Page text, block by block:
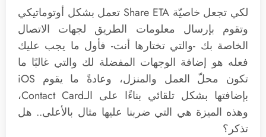
لكي تجعل خاصيّة Share ETA تعمل بشكل أوتوماتيكي
وتقوم بإرسال معلومات الطريق لجهات الاتصال
الخاصة بك -والتي تختارها أنت- فأول ما يجب عليك
فعله هو إضافة الوجهات المفضلة لك والتي غالبًا ما
تكون محلّ العمل والمنزل، وعادةً ما يقوم iOS
بإضافتها بشكل تلقائي بناءًا على الـContact Card،
وهذه الميزة هي التي ضربنا عليها مثال بالأعلى.. هل
تذكر؟